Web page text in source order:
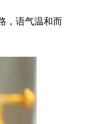
，语气温和而